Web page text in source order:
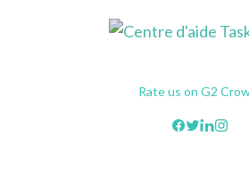
Rate us on G2